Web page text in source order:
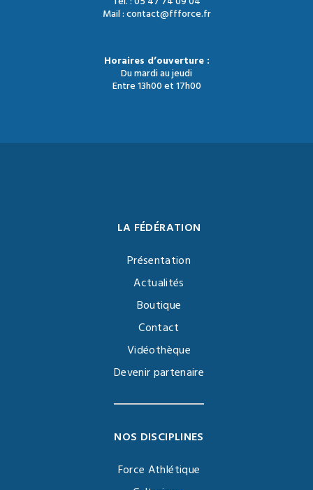
Mail : contact@ffforce.fr
Horaires d’ouverture :
Du mardi au jeudi
Entre 13h00 et 17h00
LA FÉDÉRATION
Présentation
Actualités
Boutique
Contact
Vidéothèque
Devenir partenaire
NOS DISCIPLINES
Force Athlétique